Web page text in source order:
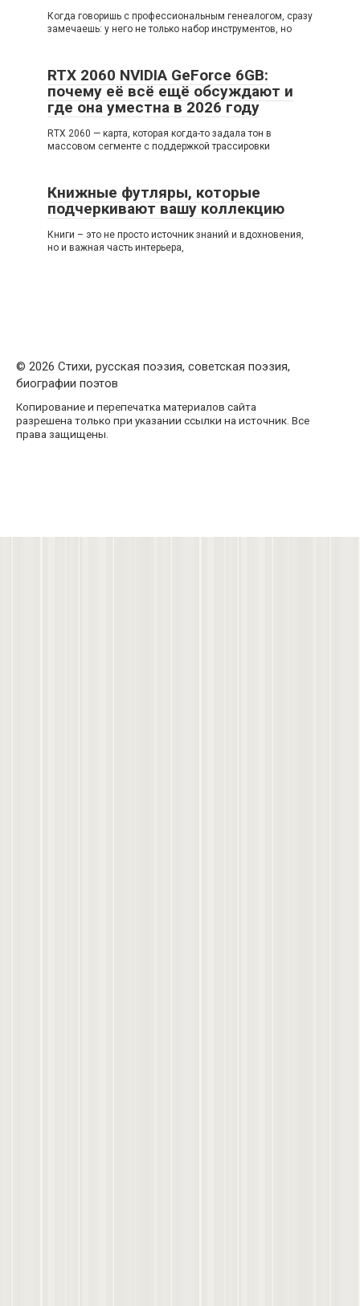
Когда говоришь с профессиональным генеалогом, сразу
замечаешь: у него не только набор инструментов, но
RTX 2060 NVIDIA GeForce 6GB:
почему её всё ещё обсуждают и
где она уместна в 2026 году
RTX 2060 — карта, которая когда-то задала тон в
массовом сегменте с поддержкой трассировки
Книжные футляры, которые
подчеркивают вашу коллекцию
Книги – это не просто источник знаний и вдохновения,
но и важная часть интерьера,
© 2026 Стихи, русская поэзия, советская поэзия,
биографии поэтов
Копирование и перепечатка материалов сайта
разрешена только при указании ссылки на источник. Все
права защищены.